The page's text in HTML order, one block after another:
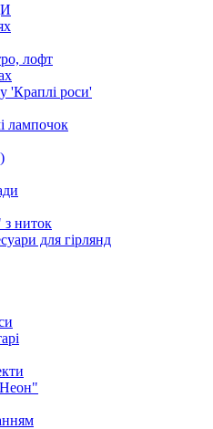
​​лофт
'Краплі роси'
лампочок
з ниток
для гірлянд